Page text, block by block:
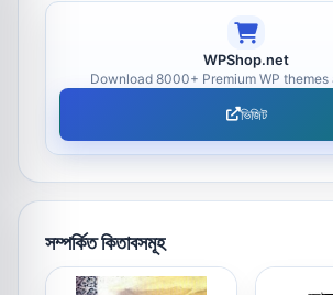
WPShop.net
Download 8000+ Premium WP themes
ভিজিট
সম্পর্কিত কিতাবসমূহ